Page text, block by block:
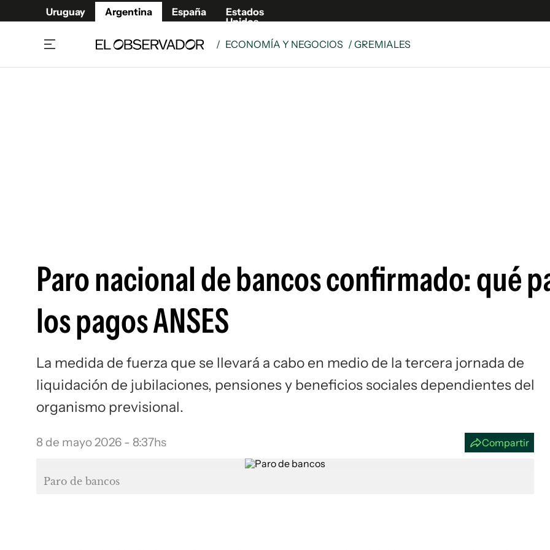
Uruguay Argentina España
Estados
Unidos
/ ECONOMÍA Y NEGOCIOS / GREMIALES
Paro nacional de bancos confirmado: qué
los pagos ANSES
La medida de fuerza que se llevará a cabo en medio de la tercera jornada de
liquidación de jubilaciones, pensiones y beneficios sociales dependientes del
organismo previsional.
8 de mayo 2026 - 8:37hs Compartir
Paro de bancos